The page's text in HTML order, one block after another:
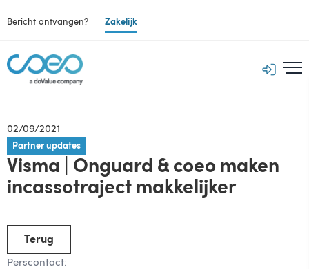
Bericht ontvangen? Zakelijk
02/09/2021
Partner updates
Visma | Onguard & coeo maken
incassotraject makkelijker
Terug
Perscontact: